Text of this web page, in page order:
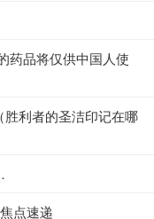
药品将仅供中国人使
利者的圣洁印记在哪
点速递